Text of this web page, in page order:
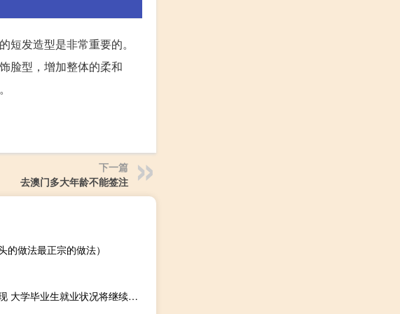
发造型是非常重要的。
脸型，增加整体的柔和
下一篇
去澳门多大年龄不能签注
做法最正宗的做法）
国家统计局：随着就业帮扶政策效果显现 大学毕业生就业状况将继续改善